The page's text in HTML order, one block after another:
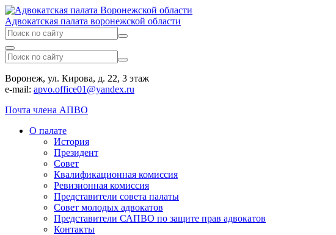
Адвокатская палата воронежской области
Воронеж, ул. Кирова, д. 22, 3 этаж
e-mail: apvo.office01@yandex.ru
Почта члена АПВО
О палате
История
Президент
Совет
Квалификационная комиссия
Ревизионная комиссия
Представители совета палаты
Совет молодых адвокатов
Представители САПВО по защите прав адвокатов
Контакты